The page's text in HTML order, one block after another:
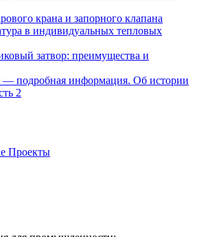
крана и запорного клапана
в индивидуальных тепловых
затвор: преимущества и
подробная информация. Об истории
2
Проекты